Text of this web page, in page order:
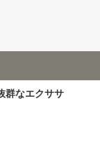
群なエクササ